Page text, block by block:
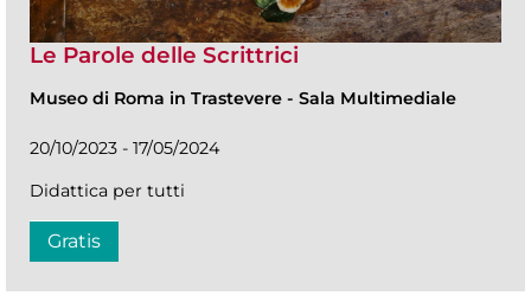
Le Parole delle Scrittrici
Museo di Roma in Trastevere - Sala Multimediale
20/10/2023 - 17/05/2024
Didattica per tutti
Gratis